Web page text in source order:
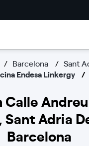
Barcelona
Sant
Endesa Linkergy
Sant Adria
Barcelona